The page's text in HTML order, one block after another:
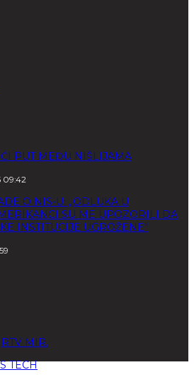
PUT MEĐU NIŠLIJAMA
09:42
O NIS-U: „ODLUKA U
SU ME UPOZORILI DA
INSTITUCIJE UGROŽENE“
RTV MIR.
TECH